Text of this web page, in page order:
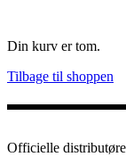
Din kurv er tom.
Tilbage til shoppen
Officielle